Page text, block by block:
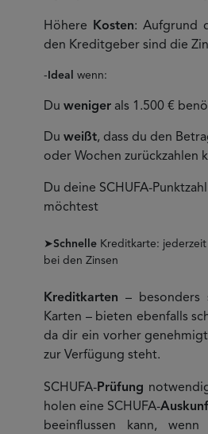
Höhere Kosten: Aufgrund
den Kreditgeber sind die
- Ideal wenn:
Du weniger als 1.500 €
Du weißt, dass du den
oder Wochen zurückzahlen
Du deine SCHUFA-
möchtest
➤Schnelle Kreditkarte:
bei den Zinsen
Kreditkarten – besonders
Karten – bieten ebenfalls
da dir ein vorher
zur Verfügung steht.
SCHUFA-Prüfung
holen eine SCHUFA-
beeinflussen kann,